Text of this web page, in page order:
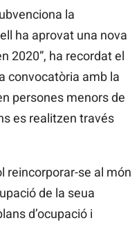
la
ha aprovat una nova
2020”, ha recordat el
convocatòria amb la
persones menors de
es realitzen través
reincorporar-se al món
de la seua
d’ocupació i